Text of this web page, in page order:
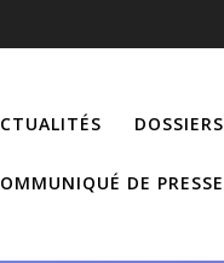
DOSSIERS
DE PRESSE